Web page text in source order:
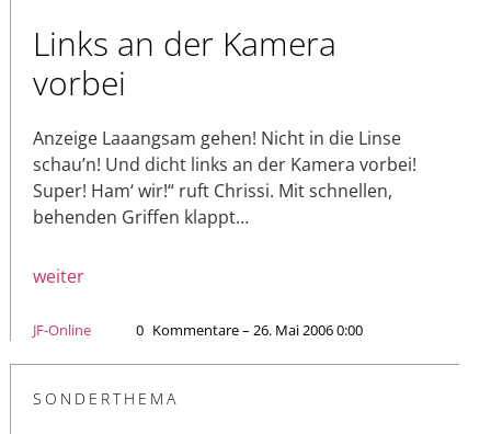
Links an der Kamera
vorbei
Anzeige Laaangsam gehen! Nicht in die Linse
schau’n! Und dicht links an der Kamera vorbei!
Super! Ham‘ wir!“ ruft Chrissi. Mit schnellen,
behenden Griffen klappt…
weiter
JF-Online 0 Kommentare – 26. Mai 2006 0:00
SONDERTHEMA